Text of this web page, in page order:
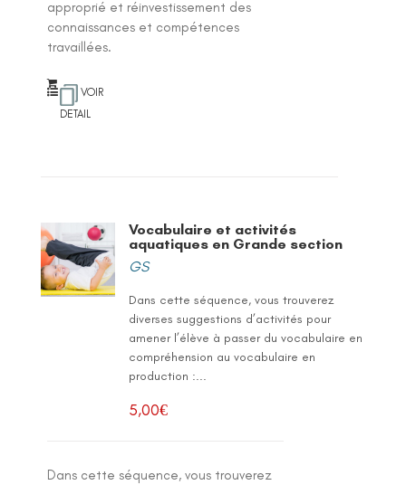
approprié et réinvestissement des
connaissances et compétences
travaillées.
VOIR
DETAIL
Vocabulaire et activités
aquatiques en Grande section
GS
Dans cette séquence, vous trouverez
diverses suggestions d’activités pour
amener l’élève à passer du vocabulaire en
compréhension au vocabulaire en
production :...
5,00€
Dans cette séquence, vous trouverez